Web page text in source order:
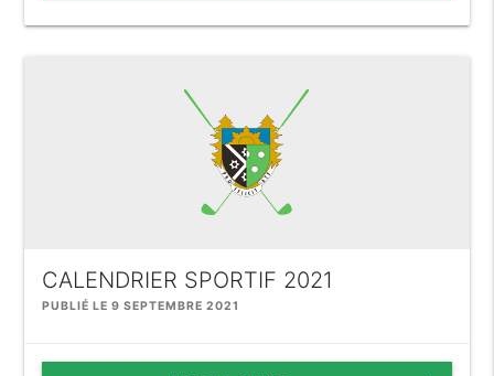
CALENDRIER SPORTIF 2021
PUBLIÉ LE 9 SEPTEMBRE 2021